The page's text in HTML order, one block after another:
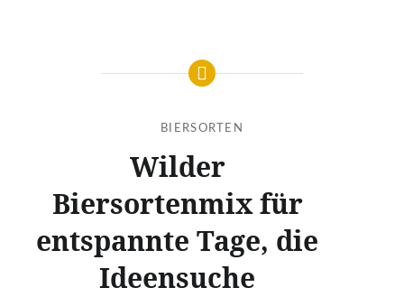
BIERSORTEN
Wilder
Biersortenmix für
entspannte Tage, die
Ideensuche